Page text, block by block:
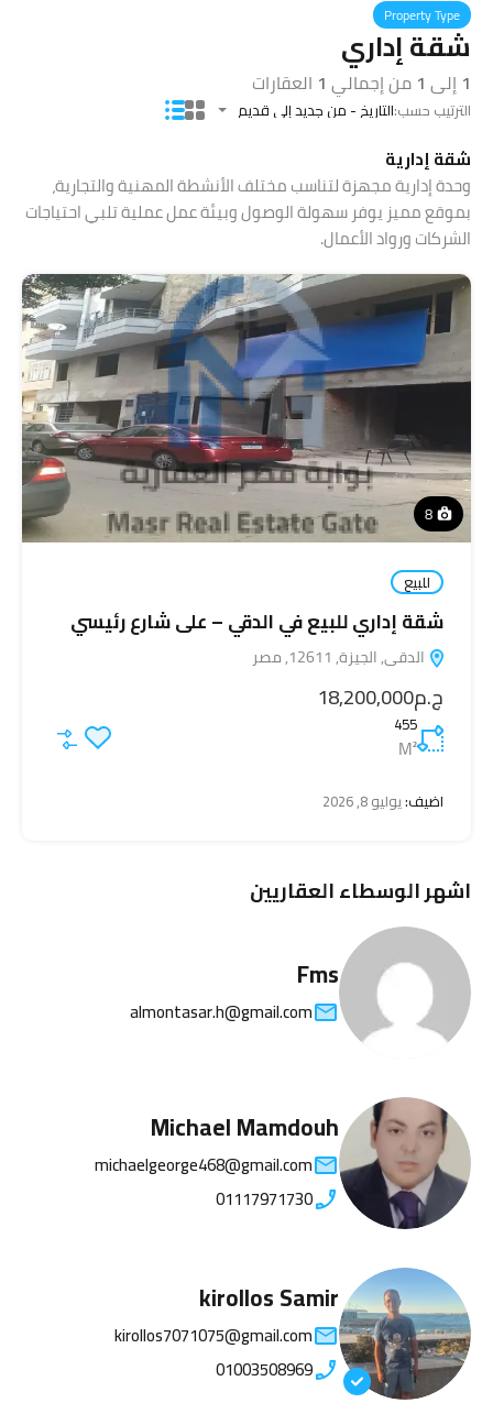
Property Type
شقة إداري
1 إلى 1 من إجمالي 1 العقارات
الترتيب حسب:التاريخ - من جديد إلى قديم
شقة إدارية
وحدة إدارية مجهزة لتناسب مختلف الأنشطة المهنية والتجارية،
بموقع مميز يوفر سهولة الوصول وبيئة عمل عملية تلبي احتياجات
الشركات ورواد الأعمال.
8
للبيع
شقة إداري للبيع في الدقي – على شارع رئيسي
الدقى, الجيزة, 12611, مصر
ج.م18,200,000
455
M²
اضيف:يوليو 8, 2026
اشهر الوسطاء العقاريين
Fms
almontasar.h@gmail.com
Michael Mamdouh
michaelgeorge468@gmail.com
01117971730
kirollos Samir
kirollos7071075@gmail.com
01003508969